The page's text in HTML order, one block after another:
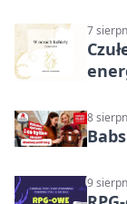
7
8
9